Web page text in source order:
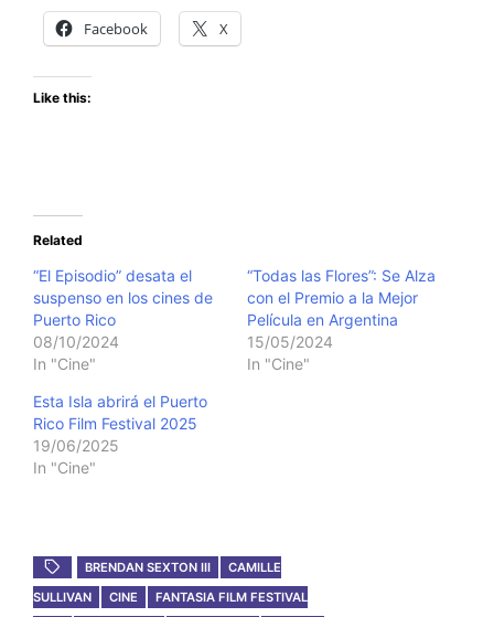
Facebook X
Like this:
Related
“El Episodio” desata el
suspenso en los cines de
Puerto Rico
08/10/2024
In "Cine"
“Todas las Flores”: Se Alza
con el Premio a la Mejor
Película en Argentina
15/05/2024
In "Cine"
Esta Isla abrirá el Puerto
Rico Film Festival 2025
19/06/2025
In "Cine"
BRENDAN SEXTON III
CAMILLE
SULLIVAN
CINE
FANTASIA FILM FESTIVAL